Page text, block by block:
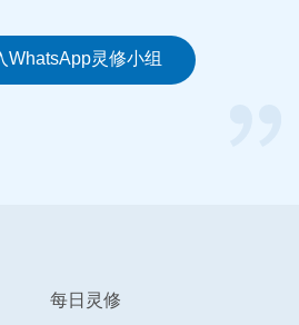
，都将随着神的意念而转动、
这就是神主宰万物的方式。
没办法，小儿子为躲避中共的
WhatsApp灵修小组
每日灵修